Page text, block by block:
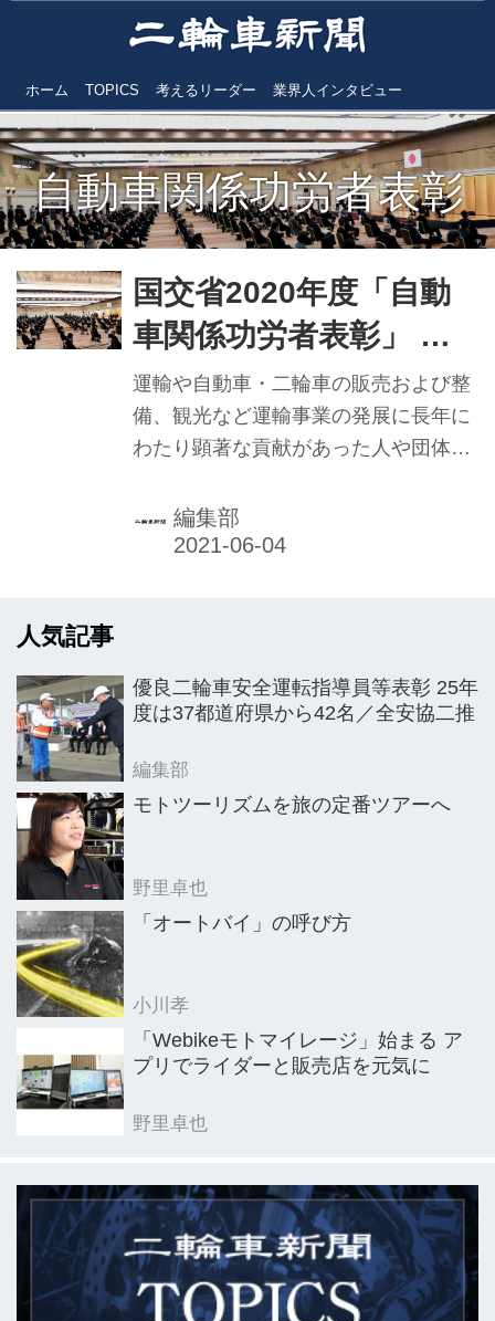
ホーム TOPICS 考えるリーダー 業界人インタビュー
自動車関係功労者表彰
国交省2020年度「自動
車関係功労者表彰」 二
輪関係受賞者出揃う
運輸や自動車・二輪車の販売および整
備、観光など運輸事業の発展に長年に
わたり顕著な貢献があった人や団体な
労者」が、2020年度（令和2年度）も
行われ、日本二輪車普及安全協会（日
日の近畿運輸局長表彰で全員が出揃っ
た。
編集部
人気記事
優良二輪車安全運転指導員等表彰 25年
度は37都道府県から42名／全安協二推
編集部
モトツーリズムを旅の定番ツアーへ
野里卓也
「オートバイ」の呼び方
小川孝
「Webikeモトマイレージ」始まる ア
プリでライダーと販売店を元気に
野里卓也